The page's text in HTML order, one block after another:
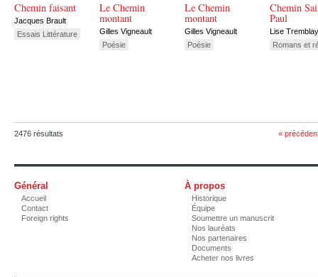
Chemin faisant
Jacques Brault
Essais Littérature
Le Chemin
montant
Gilles Vigneault
Poésie
Le Chemin
montant
Gilles Vigneault
Poésie
Chemin
Paul
Lise Tremblay
Romans et
2476 résultats «
Général
Accueil
Contact
Foreign rights
À propos
Historique
Équipe
Soumettre un manuscrit
Nos lauréats
Nos partenaires
Documents
Acheter nos livres